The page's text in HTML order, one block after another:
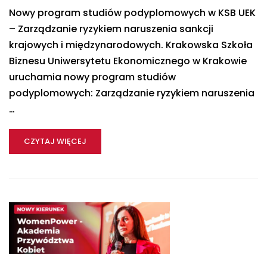
Nowy program studiów podyplomowych w KSB UEK
– Zarządzanie ryzykiem naruszenia sankcji
krajowych i międzynarodowych. Krakowska Szkoła
Biznesu Uniwersytetu Ekonomicznego w Krakowie
uruchamia nowy program studiów
podyplomowych: Zarządzanie ryzykiem naruszenia
…
CZYTAJ WIĘCEJ